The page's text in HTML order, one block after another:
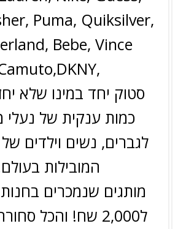
Puma, Quiksilver,
Bebe, Vince
סטוק יחד במינו שלא
כמות ענקית של נעלי
לגברים, נשים וילדים
המובילות
ל2,000 שח! והכל סחורה א'